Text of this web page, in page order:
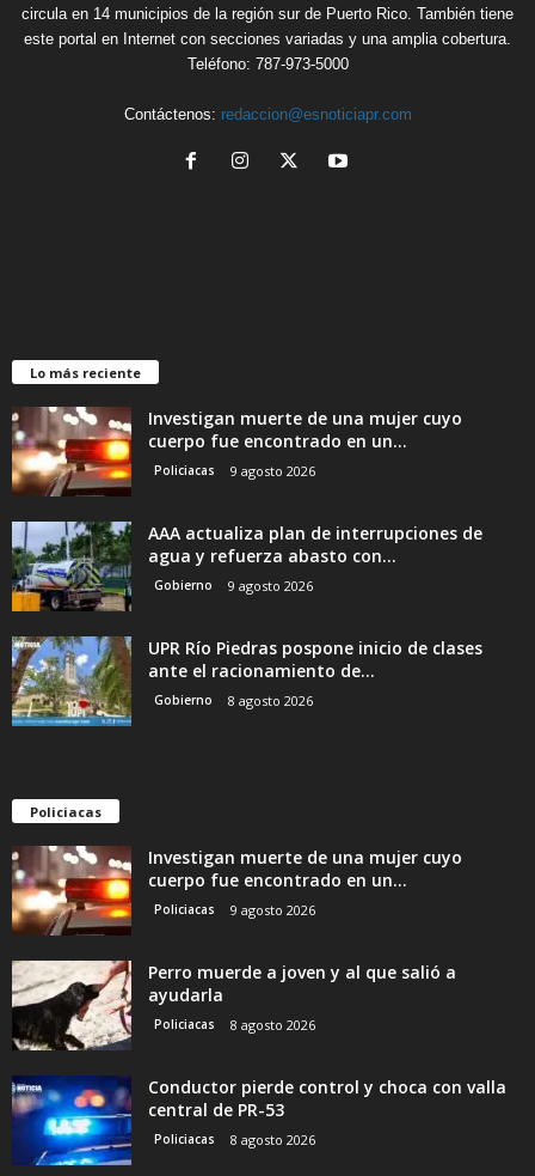
circula en 14 municipios de la región sur de Puerto Rico. También tiene
este portal en Internet con secciones variadas y una amplia cobertura.
Teléfono: 787-973-5000
Contáctenos: redaccion@esnoticiapr.com
Lo más reciente
Investigan muerte de una mujer cuyo
cuerpo fue encontrado en un...
Policiacas 9 agosto 2026
AAA actualiza plan de interrupciones de
agua y refuerza abasto con...
Gobierno 9 agosto 2026
UPR Río Piedras pospone inicio de clases
ante el racionamiento de...
Gobierno 8 agosto 2026
Policiacas
Investigan muerte de una mujer cuyo
cuerpo fue encontrado en un...
Policiacas 9 agosto 2026
Perro muerde a joven y al que salió a
ayudarla
Policiacas 8 agosto 2026
Conductor pierde control y choca con valla
central de PR-53
Policiacas 8 agosto 2026